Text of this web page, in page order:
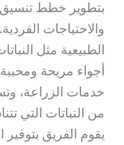
بتطوير خطط تنسيق
والاحتياجات
الطبيعية مثل
أجواء مريحة
خدمات الزراعة،
من النباتات التي
يقوم الفريق بتوفير